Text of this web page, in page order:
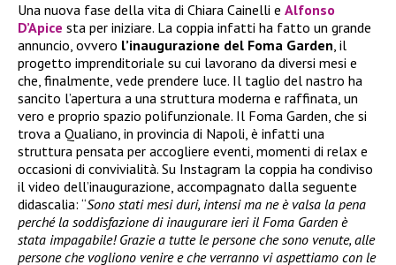
Una nuova fase della vita di Chiara Cainelli e Alfonso
D’Apice sta per iniziare. La coppia infatti ha fatto un grande
annuncio, ovvero l’inaugurazione del Foma Garden, il
progetto imprenditoriale su cui lavorano da diversi mesi e
che, finalmente, vede prendere luce. Il taglio del nastro ha
sancito l’apertura a una struttura moderna e raffinata, un
vero e proprio spazio polifunzionale. Il Foma Garden, che si
trova a Qualiano, in provincia di Napoli, è infatti una
struttura pensata per accogliere eventi, momenti di relax e
occasioni di convivialità. Su Instagram la coppia ha condiviso
il video dell’inaugurazione, accompagnato dalla seguente
didascalia: “Sono stati mesi duri, intensi ma ne è valsa la pena
perché la soddisfazione di inaugurare ieri il Foma Garden è
stata impagabile! Grazie a tutte le persone che sono venute, alle
persone che vogliono venire e che verranno vi aspettiamo con le